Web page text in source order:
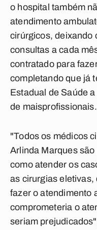
o hospital também
atendimento
cirúrgicos, deixando
consultas a cada
contratado para
completando que já
Estadual de Saúde
de maisprofissionais.
"Todos os médicos
Arlinda Marques
como atender os
as cirurgias eletivas,
fazer o atendimento
comprometeria o
seriam